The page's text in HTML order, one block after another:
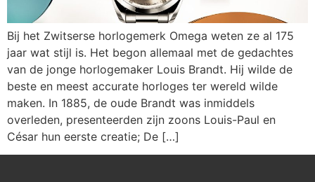
Bij het Zwitserse horlogemerk Omega weten ze al 175
jaar wat stijl is. Het begon allemaal met de gedachtes
van de jonge horlogemaker Louis Brandt. Hij wilde de
beste en meest accurate horloges ter wereld wilde
maken. In 1885, de oude Brandt was inmiddels
overleden, presenteerden zijn zoons Louis-Paul en
César hun eerste creatie; De […]